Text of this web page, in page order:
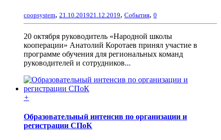
coopsystem, 21.10.201921.12.2019, События, 0
20 октября руководитель «Народной школы
кооперации» Анатолий Коротаев принял участие в
программе обучения для региональных команд
руководителей и сотрудников...
+
Образовательный интенсив по организации и
регистрации СПоК